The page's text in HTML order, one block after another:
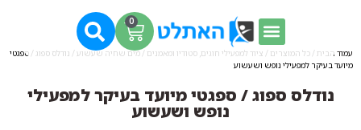
0
עמוד הבית / כל המוצרים / ציוד למפעילי חוגים, סטודיו ומאמנים / מים שחיה שעשוע / נודלס ספוג / ספגטי
מיועד בעיקר למפעילי נופש ושעשוע
נודלס ספוג / ספגטי מיועד בעיקר למפעילי
נופש ושעשוע